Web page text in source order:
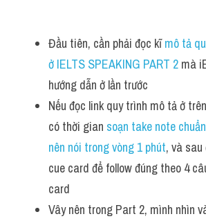
Speaking
Reading
Đầu tiên, cần phải đọc kĩ mô tả
ở IELTS SPEAKING PART 2 mà
hướng dẫn ở lần trước
Nếu đọc link quy trình mô tả ở
có thời gian soạn take note
nên nói trong vòng 1 phút, và
cue card để follow đúng theo 4
card
Vây nên trong Part 2, mình nhìn